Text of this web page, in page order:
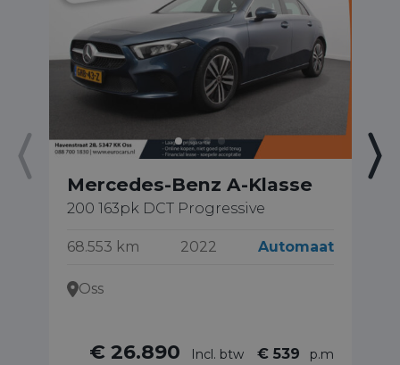
Mercedes-Benz A-Klasse
200 163pk DCT Progressive
68.553 km 2022 Automaat
Oss
€ 26.890 Incl. btw € 539 p.m